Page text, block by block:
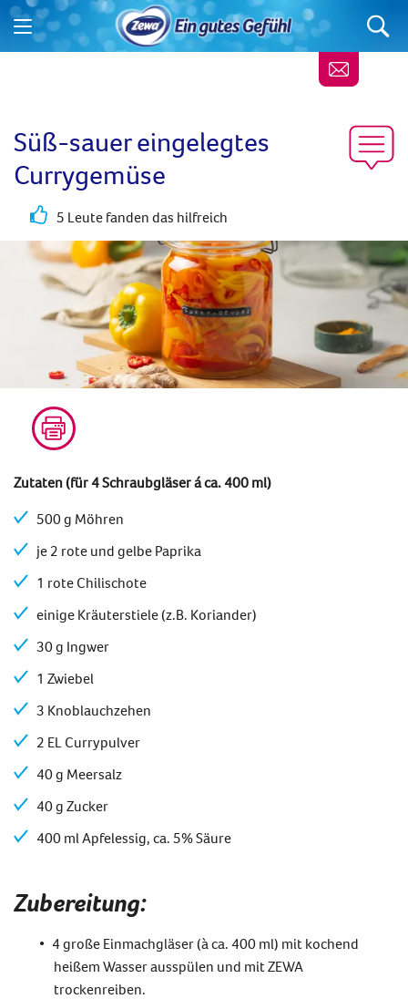
Süß-sauer eingelegtes
Currygemüse
5 Leute fanden das hilfreich
Zutaten (für 4 Schraubgläser á ca. 400 ml)
500 g Möhren
je 2 rote und gelbe Paprika
1 rote Chilischote
einige Kräuterstiele (z.B. Koriander)
30 g Ingwer
1 Zwiebel
3 Knoblauchzehen
2 EL Currypulver
40 g Meersalz
40 g Zucker
400 ml Apfelessig, ca. 5% Säure
Zubereitung:
4 große Einmachgläser (à ca. 400 ml) mit kochend
heißem Wasser ausspülen und mit ZEWA
trockenreiben.